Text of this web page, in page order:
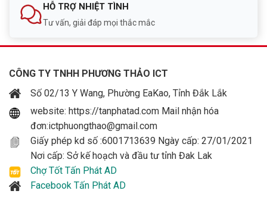
HỖ TRỢ NHIỆT TÌNH
Tư vấn, giải đáp mọi thắc mắc
CÔNG TY TNHH PHƯƠNG THẢO ICT
Số 02/13 Y Wang, Phường EaKao, Tỉnh Đắk Lắk
website: https://tanphatad.com Mail nhận hóa
đơn:ictphuongthao@gmail.com
Giấy phép kd số :6001713639 Ngày cấp: 27/01/2021
Nơi cấp: Sở kế hoạch và đầu tư tỉnh Đak Lak
Chợ Tốt Tấn Phát AD
Facebook Tấn Phát AD